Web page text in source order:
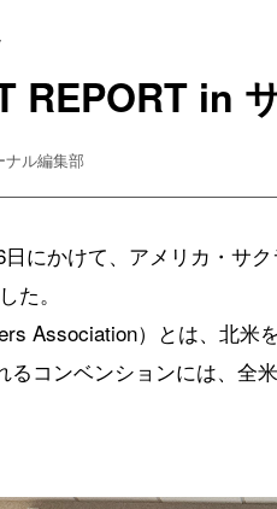
REPORT in
ナル編集部
にかけて、アメリカ・サ
た。
Association）とは、北
るコンベンションには、全